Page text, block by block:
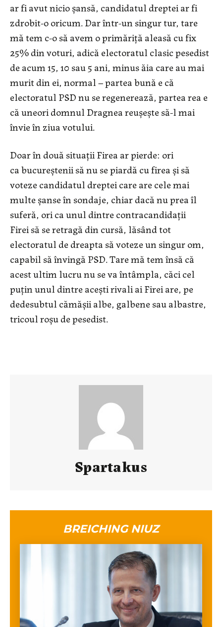
ar fi avut nicio șansă, candidatul dreptei ar fi
zdrobit-o oricum. Dar într-un singur tur, tare
mă tem c-o să avem o primăriță aleasă cu fix
25% din voturi, adică electoratul clasic pesedist
de acum 15, 10 sau 5 ani, minus ăia care au mai
murit din ei, normal – partea bună e că
electoratul PSD nu se regenerează, partea rea e
că uneori domnul Dragnea reușește să-l mai
învie în ziua votului.
Doar în două situații Firea ar pierde: ori
ca bucureștenii să nu se piardă cu firea și să
voteze candidatul dreptei care are cele mai
multe șanse în sondaje, chiar dacă nu prea îl
suferă, ori ca unul dintre contracandidații
Firei să se retragă din cursă, lăsând tot
electoratul de dreapta să voteze un singur om,
capabil să învingă PSD. Tare mă tem însă că
acest ultim lucru nu se va întâmpla, căci cel
puțin unul dintre acești rivali ai Firei are, pe
dedesubtul cămășii albe, galbene sau albastre,
tricoul roșu de pesedist.
Spartakus
BREICHING NIUZ